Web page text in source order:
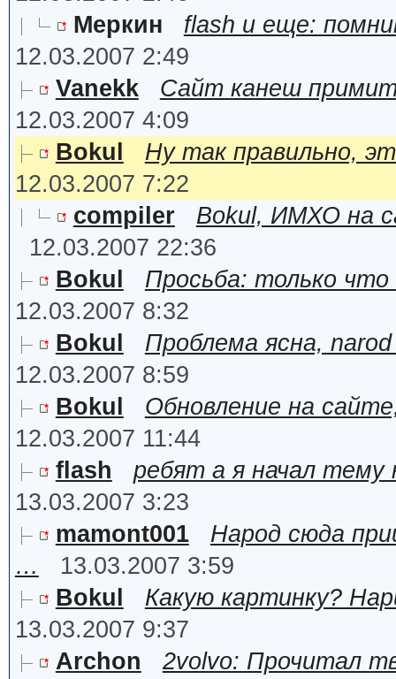
Меркин
flash и еще:
12.03.2007 2:49
Vanekk
Сайт канеш
12.03.2007 4:09
Bokul
Ну так правильно,
12.03.2007 7:22
compiler
Bokul, ИМХО на
12.03.2007 22:36
Bokul
Просьба: только
12.03.2007 8:32
Bokul
Проблема ясна,
12.03.2007 8:59
Bokul
Обновление на
12.03.2007 11:44
flash
ребят а я начал тему
13.03.2007 3:23
mamont001
Народ сюда
…
13.03.2007 3:59
Bokul
Какую картинку?
13.03.2007 9:37
Archon
2volvo: Прочитал